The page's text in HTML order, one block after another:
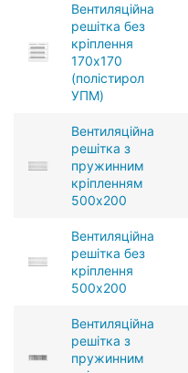
Вентиляційна
решітка без
кріплення
170x170
(полістирол
УПМ)
Вентиляційна
решітка з
пружинним
кріпленням
500x200
Вентиляційна
решітка без
кріплення
500x200
Вентиляційна
решітка з
пружинним